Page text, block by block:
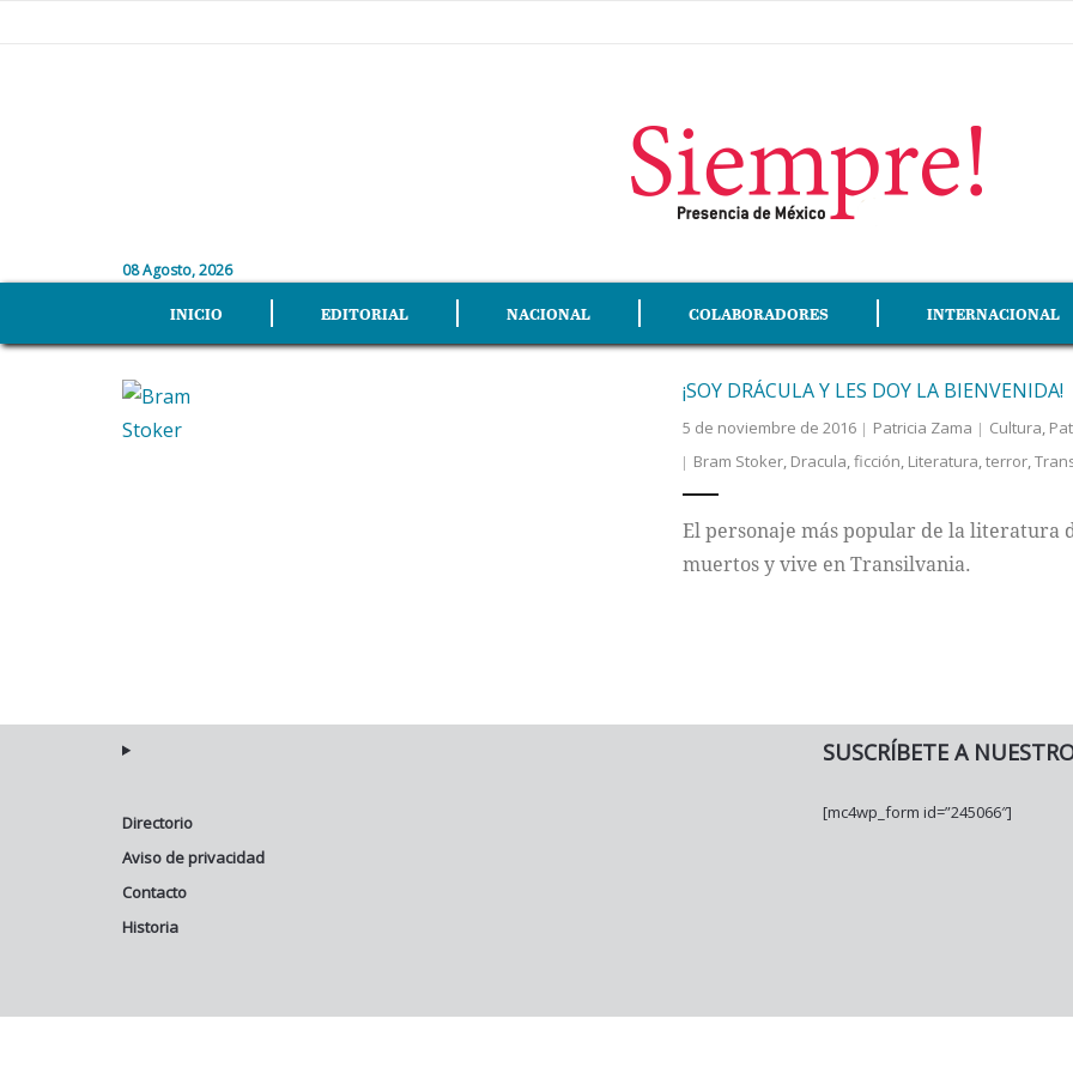
08 Agosto, 2026
INICIO EDITORIAL NACIONAL COLABORADORES INTERNACIONAL
¡SOY DRÁCULA Y LES DOY LA BIENVENIDA!
5 de noviembre de 2016 Patricia Zama Cultura,
Bram Stoker, Dracula,ficción, Literatura,terror,
El personaje más popular de la literatura
muertos y vive en Transilvania.
Directorio
Aviso de privacidad
Contacto
Historia
SUSCRÍBETE A
[mc4wp_form id=”245066″]